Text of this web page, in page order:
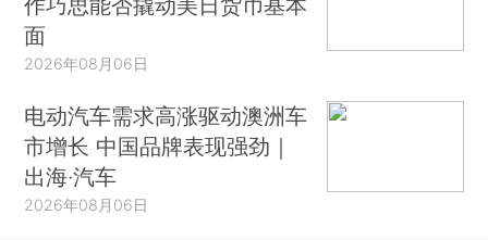
面
2026年08月06日
电动汽车需求高涨驱动澳洲车
市增长 中国品牌表现强劲｜
出海·汽车
2026年08月06日